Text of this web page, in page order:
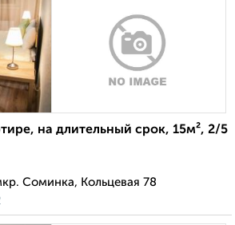
на длительный срок, 15м², 2/5
Соминка, Кольцевая 78